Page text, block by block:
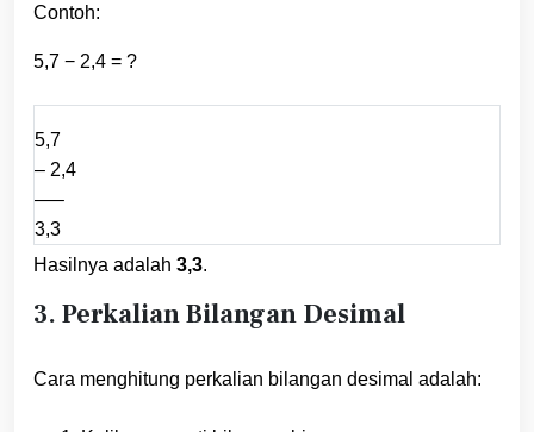
Contoh:
5,7 − 2,4 = ?
5,7
– 2,4
—–
3,3
Hasilnya adalah 3,3.
3. Perkalian Bilangan Desimal
Cara menghitung perkalian bilangan desimal adalah: